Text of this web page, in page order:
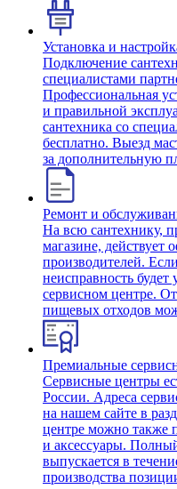
Установка и
Подключение
специалистами
Профессиональная
и правильной
сантехника со
бесплатно. Выезд
за дополнительную
Ремонт и
На всю сантехнику,
магазине, действует
производителей.
неисправность будет
сервисном центре.
пищевых отходов
Премиальные
Сервисные центры
России. Адреса
на нашем сайте в
центре можно также
и аксессуары.
выпускается в
производства